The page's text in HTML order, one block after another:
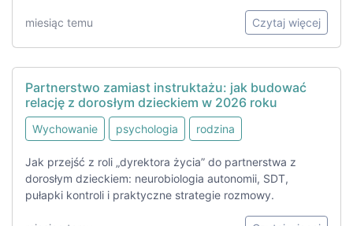
miesiąc temu Czytaj więcej
Partnerstwo zamiast instruktażu: jak budować
relację z dorosłym dzieckiem w 2026 roku
Wychowanie psychologia rodzina
Jak przejść z roli „dyrektora życia” do partnerstwa z
dorosłym dzieckiem: neurobiologia autonomii, SDT,
pułapki kontroli i praktyczne strategie rozmowy.